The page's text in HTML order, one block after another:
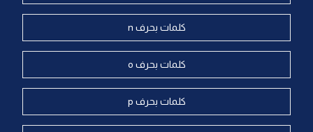
كلمات بحرف n
كلمات بحرف o
كلمات بحرف p